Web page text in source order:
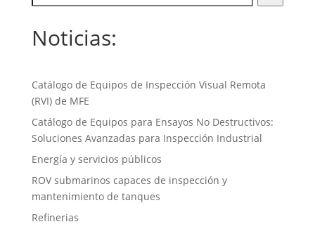
Noticias:
Catálogo de Equipos de Inspección Visual Remota
(RVI) de MFE
Catálogo de Equipos para Ensayos No Destructivos:
Soluciones Avanzadas para Inspección Industrial
Energía y servicios públicos
ROV submarinos capaces de inspección y
mantenimiento de tanques
Refinerias